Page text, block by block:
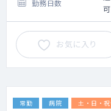
勤務日数
可
お気に入り
常勤 病院 土・日・